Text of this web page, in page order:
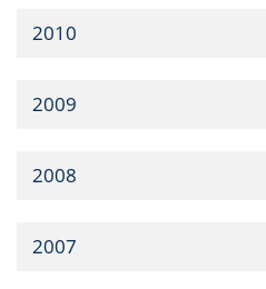
2010
2009
2008
2007